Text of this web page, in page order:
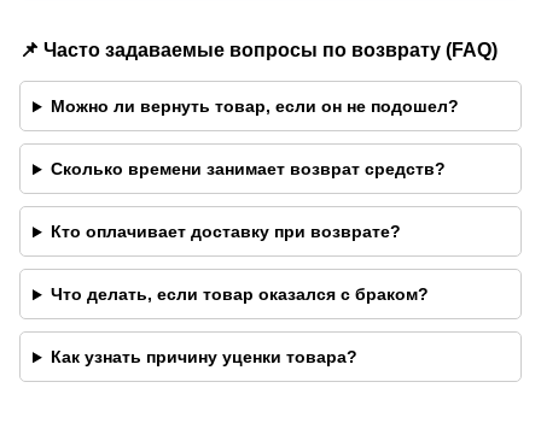
📌 Часто задаваемые вопросы по возврату (FAQ)
Можно ли вернуть товар, если он не подошел?
Сколько времени занимает возврат средств?
Кто оплачивает доставку при возврате?
Что делать, если товар оказался с браком?
Как узнать причину уценки товара?